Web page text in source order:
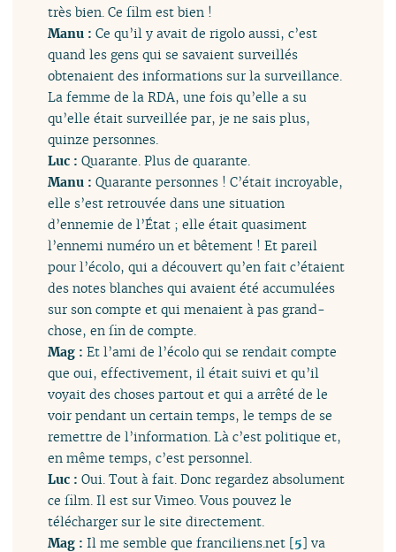
très bien. Ce film est bien !
Manu :Ce qu’il y avait de rigolo aussi, c’est
quand les gens qui se savaient surveillés
obtenaient des informations sur la surveillance.
La femme de la RDA, une fois qu’elle a su
qu’elle était surveillée par, je ne sais plus,
quinze personnes.
Luc :Quarante. Plus de quarante.
Manu :Quarante personnes ! C’était incroyable,
elle s’est retrouvée dans une situation
d’ennemie de l’État ; elle était quasiment
l’ennemi numéro un et bêtement ! Et pareil
pour l’écolo, qui a découvert qu’en fait c’étaient
des notes blanches qui avaient été accumulées
sur son compte et qui menaient à pas grand-
chose, en fin de compte.
Mag :Et l’ami de l’écolo qui se rendait compte
que oui, effectivement, il était suivi et qu’il
voyait des choses partout et qui a arrêté de le
voir pendant un certain temps, le temps de se
remettre de l’information. Là c’est politique et,
en même temps, c’est personnel.
Luc :Oui. Tout à fait. Donc regardez absolument
ce film. Il est sur Vimeo. Vous pouvez le
télécharger sur le site directement.
Mag :Il me semble que franciliens.net [5] va